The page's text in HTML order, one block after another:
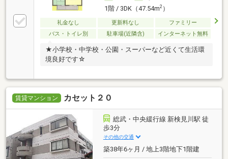
1階 / 3DK（47.54m2）
礼金なし 更新料なし
ファミリー
バス・トイレ別
駐車場(近隣含) インターネット無料
★小学校・中学校・公園・スーパーなど近くて生活環
境良好です☆
賃貸マンション カセット２０
総武・中央緩行線 新検見川駅 徒
歩3分
その他の交通
築38年6ヶ月 / 地上3階地下1階建